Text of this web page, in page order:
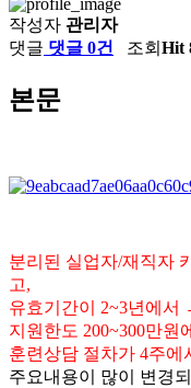
작성자 관리자
댓글 댓글 0건 조회 Hit
본문
분리된 실업자/재직자
고,
유효기간이 2~3년에서
지원한도 200~300만
훈련상담 절차가 4주
주요내용이 많이 변경